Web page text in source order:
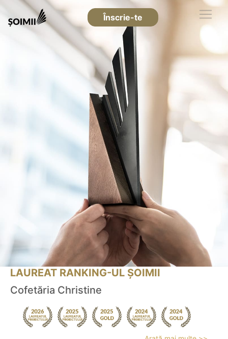
Înscrie-te
LAUREAT RANKING-UL ȘOIMII
Cofetăria Christine